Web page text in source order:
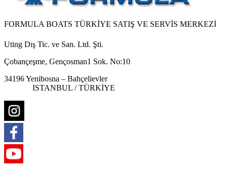
FORMULA BOATS TÜRKİYE SATIŞ VE SERVİS MERKEZİ
Uting Dış Tic. ve San. Ltd. Şti.
Çobançeşme, Gençosman1 Sok. No:10
34196 Yenibosna – Bahçelievler
ISTANBUL / TÜRKİYE